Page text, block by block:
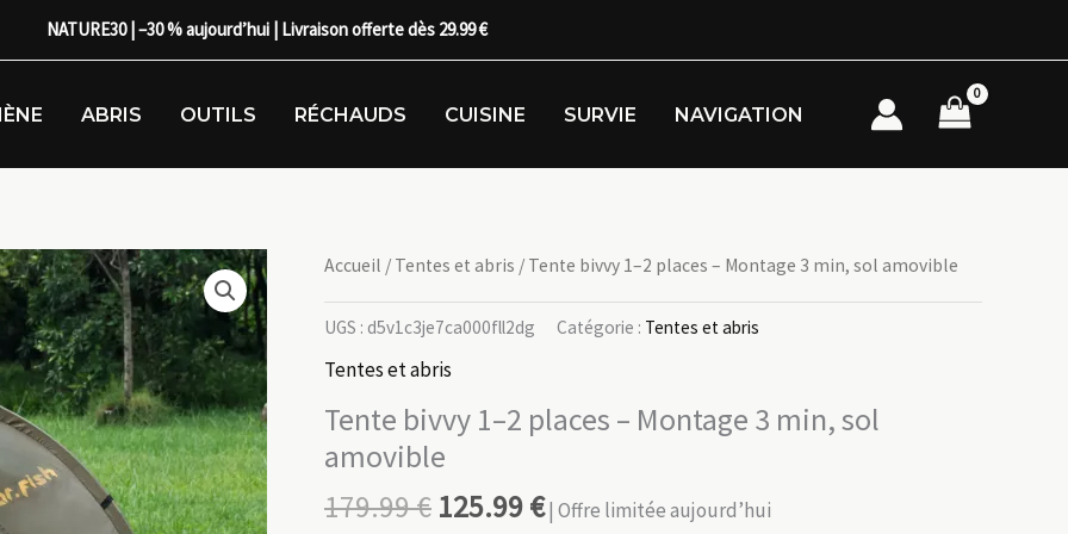
NATURE30 | –30 % aujourd’hui | Livraison offerte dès 29.99 €
ABRIS OUTILS RÉCHAUDS CUISINE SURVIE NAVIGATION
Accueil / Tentes et abris / Tente bivvy 1–2 places – Montage 3 min, sol amovible
UGS : d5v1c3je7ca000fll2dg Catégorie : Tentes et abris
Tentes et abris
Tente bivvy 1–2 places – Montage 3 min, sol
amovible
179.99€ 125.99€| Offre limitée aujourd’hui